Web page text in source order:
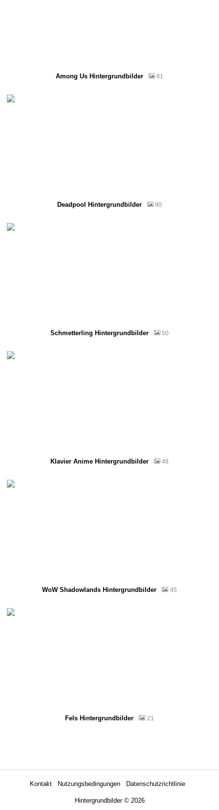
Among Us Hintergrundbilder 81
Deadpool Hintergrundbilder 90
Schmetterling Hintergrundbilder 50
Klavier Anime Hintergrundbilder 48
WoW Shadowlands Hintergrundbilder 45
Fels Hintergrundbilder 21
Kontakt Nutzungsbedingungen Datenschutzrichtlinie
Hintergrundbilder© 2026